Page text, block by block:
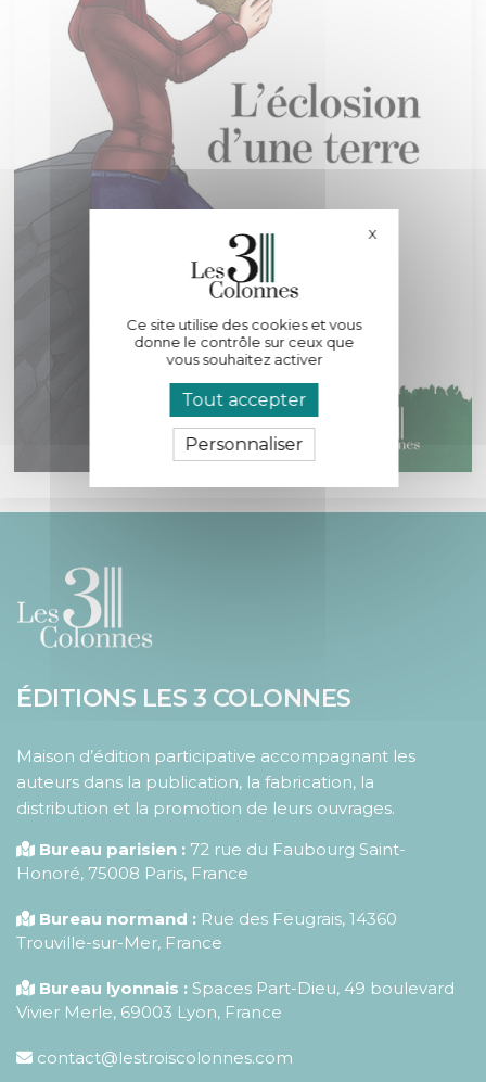
ÉDITIONS LES 3 COLONNES
Maison d’édition participative accompagnant les
auteurs dans la publication, la fabrication, la
distribution et la promotion de leurs ouvrages.
Bureau parisien : 72 rue du Faubourg Saint-
Honoré, 75008 Paris, France
Bureau normand : Rue des Feugrais, 14360
Trouville-sur-Mer, France
Bureau lyonnais : Spaces Part-Dieu, 49 boulevard
Vivier Merle, 69003 Lyon, France
contact@lestroiscolonnes.com
Ce site utilise des cookies et vous
donne le contrôle sur ceux que
vous souhaitez activer
Tout accepter
Personnaliser
XMasquer le